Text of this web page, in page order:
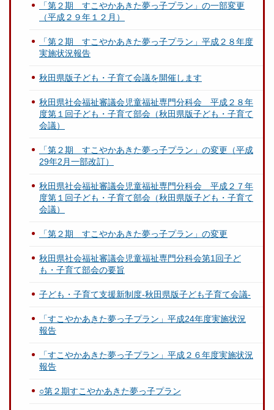
「第２期 すこやかあきた夢っ子プラン」の一部変更
（平成２９年１２月）
「第２期 すこやかあきた夢っ子プラン」平成２８年度
実施状況報告
秋田県版子ども・子育て会議を開催します
秋田県社会福祉審議会児童福祉専門分科会 平成２８年
度第１回子ども・子育て部会（秋田県版子ども・子育て
会議）
「第２期 すこやかあきた夢っ子プラン」の変更（平成
29年2月一部改訂）
秋田県社会福祉審議会児童福祉専門分科会 平成２７年
度第１回子ども・子育て部会（秋田県版子ども・子育て
会議）
「第２期 すこやかあきた夢っ子プラン」の変更
秋田県社会福祉審議会児童福祉専門分科会第1回子ど
も・子育て部会の要旨
子ども・子育て支援新制度-秋田県版子ども子育て会議-
「すこやかあきた夢っ子プラン」平成24年度実施状況
報告
「すこやかあきた夢っ子プラン」平成２６年度実施状況
報告
○第２期すこやかあきた夢っ子プラン